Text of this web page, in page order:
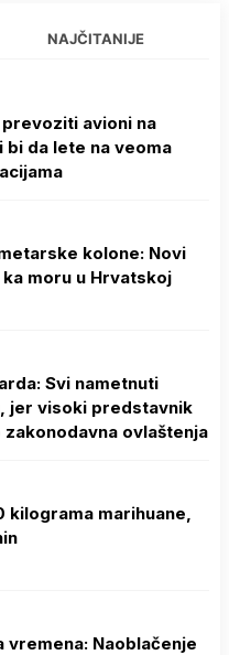
NAJČITANIJE
avioni na
bi da lete na veoma
kolone: Novi
moru u Hrvatskoj
Svi nametnuti
jer visoki predstavnik
zakonodavna ovlaštenja
kilograma marihuane,
vremena: Naoblačenje